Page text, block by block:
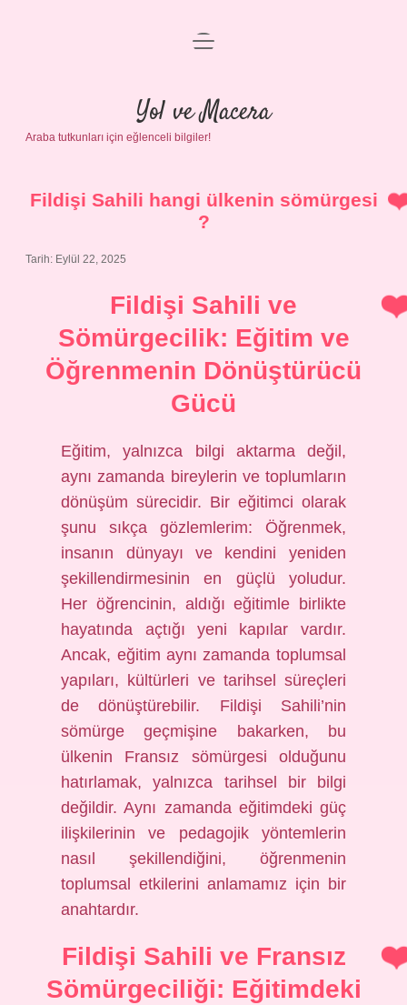
Anasayfa
Gizlilik Politikası
Yasal Uyarı
menüyü
Yol ve Macera
Araba tutkunları için eğlenceli bilgiler!
Fildişi Sahili hangi ülkenin sömürgesi
?
Tarih: Eylül 22, 2025
Fildişi Sahili ve
Sömürgecilik: Eğitim ve
Öğrenmenin Dönüştürücü
Gücü
Eğitim, yalnızca bilgi aktarma değil,
aynı zamanda bireylerin ve toplumların
dönüşüm sürecidir. Bir eğitimci olarak
şunu sıkça gözlemlerim: Öğrenmek,
insanın dünyayı ve kendini yeniden
şekillendirmesinin en güçlü yoludur.
Her öğrencinin, aldığı eğitimle birlikte
hayatında açtığı yeni kapılar vardır.
Ancak, eğitim aynı zamanda toplumsal
yapıları, kültürleri ve tarihsel süreçleri
de dönüştürebilir. Fildişi Sahili’nin
sömürge geçmişine bakarken, bu
ülkenin Fransız sömürgesi olduğunu
hatırlamak, yalnızca tarihsel bir bilgi
değildir. Aynı zamanda eğitimdeki güç
ilişkilerinin ve pedagojik yöntemlerin
nasıl şekillendiğini, öğrenmenin
toplumsal etkilerini anlamamız için bir
anahtardır.
Fildişi Sahili ve Fransız
Sömürgeciliği: Eğitimdeki